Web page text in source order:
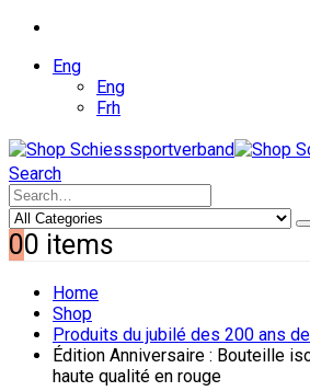
Eng
Eng
Frh
Search
00 items
Home
Shop
Produits du jubilé des 200 ans
Édition Anniversaire : Bouteille
haute qualité en rouge